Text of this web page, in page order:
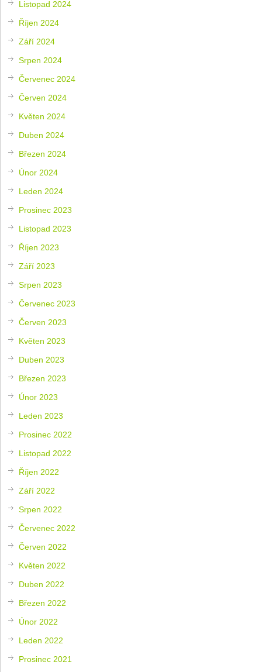
Listopad 2024
Říjen 2024
Září 2024
Srpen 2024
Červenec 2024
Červen 2024
Květen 2024
Duben 2024
Březen 2024
Únor 2024
Leden 2024
Prosinec 2023
Listopad 2023
Říjen 2023
Září 2023
Srpen 2023
Červenec 2023
Červen 2023
Květen 2023
Duben 2023
Březen 2023
Únor 2023
Leden 2023
Prosinec 2022
Listopad 2022
Říjen 2022
Září 2022
Srpen 2022
Červenec 2022
Červen 2022
Květen 2022
Duben 2022
Březen 2022
Únor 2022
Leden 2022
Prosinec 2021